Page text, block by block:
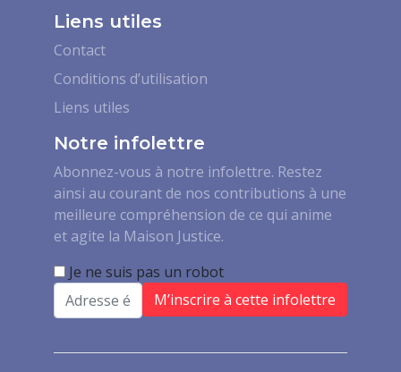
Liens utiles
Contact
Conditions d’utilisation
Liens utiles
Notre infolettre
Abonnez-vous à notre infolettre. Restez
ainsi au courant de nos contributions à une
meilleure compréhension de ce qui anime
et agite la Maison Justice.
Je ne suis pas un robot
Email